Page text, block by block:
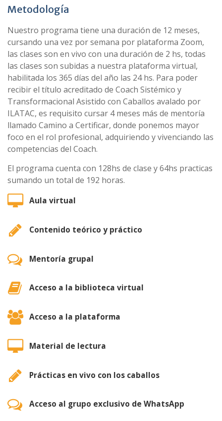
Metodología
Nuestro programa tiene una duración de 12 meses,
cursando una vez por semana por plataforma Zoom,
las clases son en vivo con una duración de 2 hs, todas
las clases son subidas a nuestra plataforma virtual,
habilitada los 365 días del año las 24 hs. Para poder
recibir el título acreditado de Coach Sistémico y
Transformacional Asistido con Caballos avalado por
ILATAC, es requisito cursar 4 meses más de mentoría
llamado Camino a Certificar, donde ponemos mayor
foco en el rol profesional, adquiriendo y vivenciando las
competencias del Coach.
El programa cuenta con 128hs de clase y 64hs practicas
sumando un total de 192 horas.
Aula virtual
Contenido teórico y práctico
Mentoría grupal
Acceso a la biblioteca virtual
Acceso a la plataforma
Material de lectura
Prácticas en vivo con los caballos
Acceso al grupo exclusivo de WhatsApp